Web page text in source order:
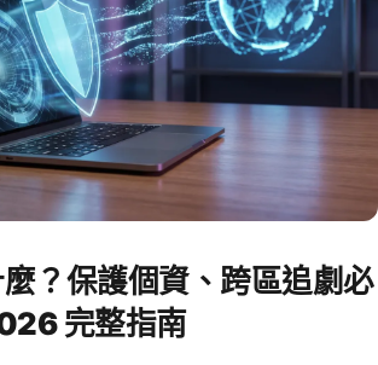
？保護個資、跨區追劇必
完整指南